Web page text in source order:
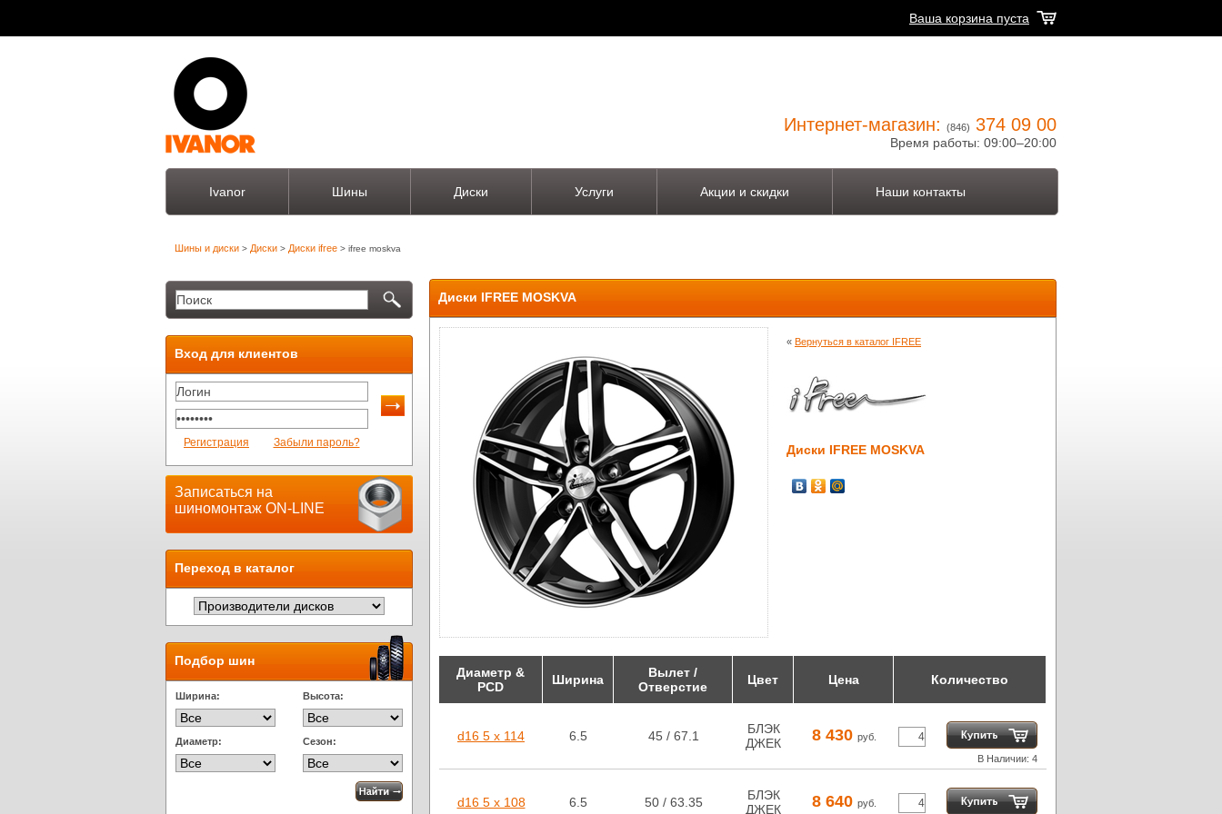
Ваша корзина пуста
Интернет-магазин: (846) 374 09 00
Время работы: 09:00–20:00
Ivanor Шины Диски Услуги Акции и скидки Наши контакты
Шины и диски > Диски > Диски ifree > ifree moskva
Вход для клиентов
Регистрация Забыли пароль?
Записаться на
шиномонтаж ON-LINE
Переход в каталог
Подбор шин
Ширина: Высота:
Диаметр: Сезон:
Диски IFREE MOSKVA
« Вернуться в каталог IFREE
Диски IFREE MOSKVA
Диаметр &
PCD
Ширина
Вылет /
Отверстие
Цвет Цена Количество
d16 5 x 114 6.5 45 / 67.1
БЛЭК
ДЖЕК
8 430 руб.
В Наличии: 4
d16 5 x 108 6.5 50 / 63.35
БЛЭК
ДЖЕК
8 640 руб.